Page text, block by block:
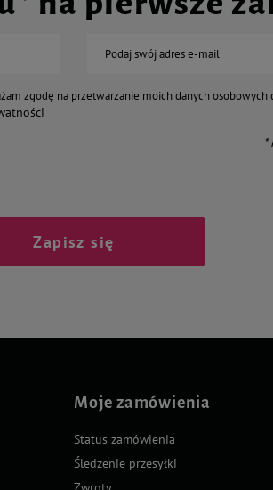
Podaj swój adres e-mail
zgodę na przetwarzanie moich danych osobowych
*
Zapisz się
Moje zamówienia
Status zamówienia
Śledzenie przesyłki